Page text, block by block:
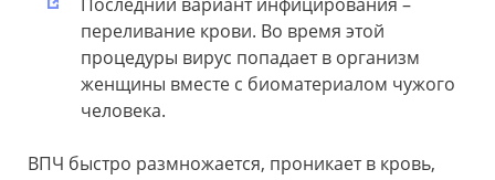
переливание крови. Во время этой
процедуры вирус попадает в организм
женщины вместе с биоматериалом чужого
человека.
ВПЧ быстро размножается, проникает в кровь,